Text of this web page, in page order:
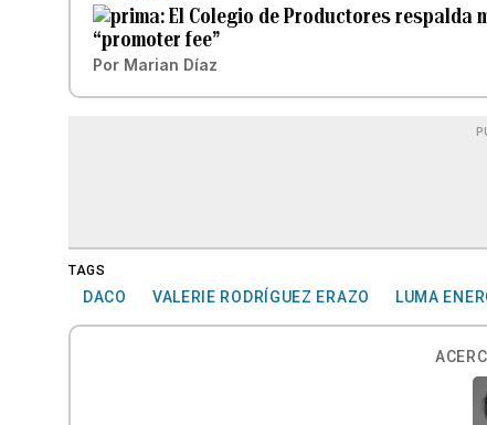
El Colegio de Productores respalda
“promoter fee”
Por Marian Díaz
TAGS
DACO VALERIE RODRÍGUEZ ERAZO LUMA